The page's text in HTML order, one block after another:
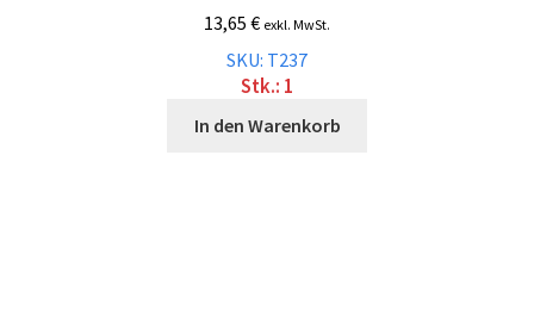
13,65 € exkl. MwSt.
SKU: T237
Stk.: 1
In den Warenkorb